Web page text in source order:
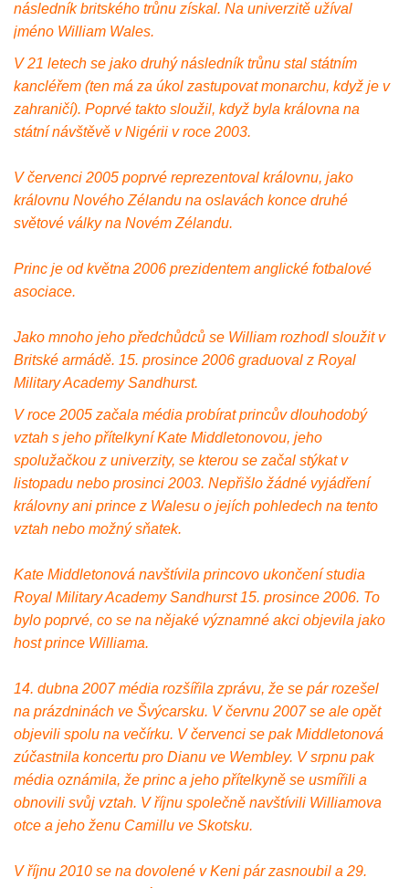
následník britského trůnu získal. Na univerzitě užíval
jméno William Wales.
V 21 letech se jako druhý následník trůnu stal státním
kancléřem (ten má za úkol zastupovat monarchu, když je v
zahraničí). Poprvé takto sloužil, když byla královna na
státní návštěvě v Nigérii v roce 2003.
V červenci 2005 poprvé reprezentoval královnu, jako
královnu Nového Zélandu na oslavách konce druhé
světové války na Novém Zélandu.
Princ je od května 2006 prezidentem anglické fotbalové
asociace.
Jako mnoho jeho předchůdců se William rozhodl sloužit v
Britské armádě. 15. prosince 2006 graduoval z Royal
Military Academy Sandhurst.
V roce 2005 začala média probírat princův dlouhodobý
vztah s jeho přítelkyní Kate Middletonovou, jeho
spolužačkou z univerzity, se kterou se začal stýkat v
listopadu nebo prosinci 2003. Nepřišlo žádné vyjádření
královny ani prince z Walesu o jejích pohledech na tento
vztah nebo možný sňatek.
Kate Middletonová navštívila princovo ukončení studia
Royal Military Academy Sandhurst 15. prosince 2006. To
bylo poprvé, co se na nějaké významné akci objevila jako
host prince Williama.
14. dubna 2007 média rozšířila zprávu, že se pár rozešel
na prázdninách ve Švýcarsku. V červnu 2007 se ale opět
objevili spolu na večírku. V červenci se pak Middletonová
zúčastnila koncertu pro Dianu ve Wembley. V srpnu pak
média oznámila, že princ a jeho přítelkyně se usmířili a
obnovili svůj vztah. V říjnu společně navštívili Williamova
otce a jeho ženu Camillu ve Skotsku.
V říjnu 2010 se na dovolené v Keni pár zasnoubil a 29.